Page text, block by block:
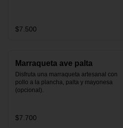
$7.500
Marraqueta ave palta
Disfruta una marraqueta artesanal con
pollo a la plancha, palta y mayonesa
(opcional).
$7.700